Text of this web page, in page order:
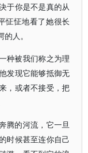
于你是不是真的从
怔怔地看了她很长
人。
种被我们称之为理
发现它能够抵御无
，或者不接受，把
腾的河流，它一旦
时候甚至连你自己